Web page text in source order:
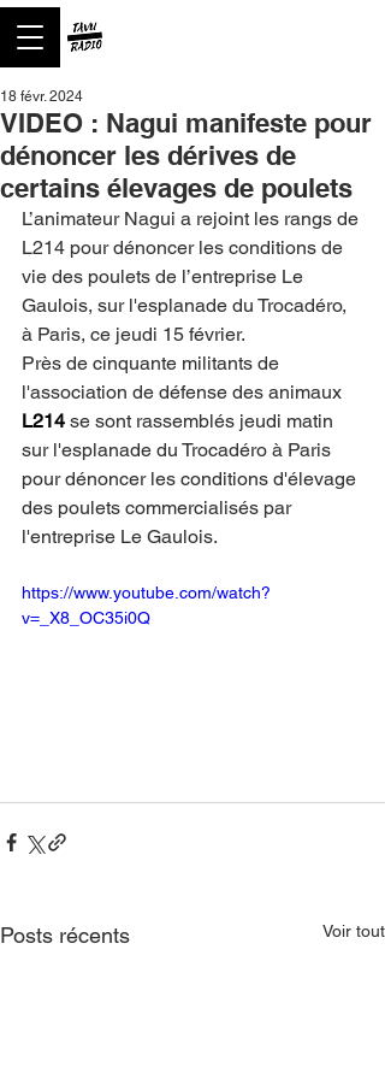
VIDEO : Nagui manifeste pour
dénoncer les dérives de
certains élevages de poulets
18 févr. 2024
L’animateur Nagui a rejoint les rangs de
L214 pour dénoncer les conditions de
vie des poulets de l’entreprise Le
Gaulois, sur l'esplanade du Trocadéro,
à Paris, ce jeudi 15 février.
Près de cinquante militants de
l'association de défense des animaux
L214 se sont rassemblés jeudi matin
sur l'esplanade du Trocadéro à Paris
pour dénoncer les conditions d'élevage
des poulets commercialisés par
l'entreprise Le Gaulois.
https://www.youtube.com/watch?
v=_X8_OC35i0Q
Posts récents Voir tout